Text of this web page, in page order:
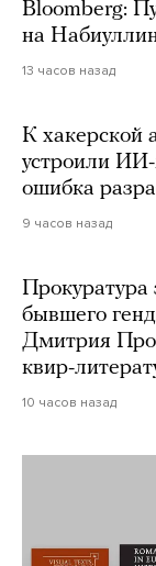
Bloomberg:
на
13 часов назад
К хакерской
устроили
ошибка
9 часов назад
Прокуратура
бывшего
Дмитрия
квир-
10 часов назад